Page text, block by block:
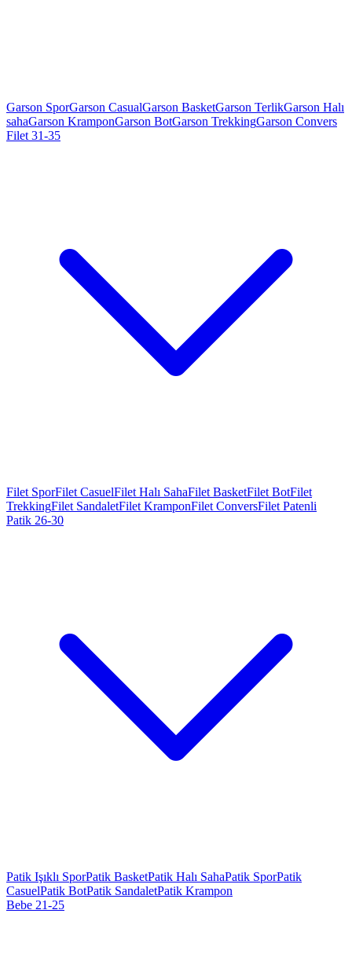
Garson SporGarson CasualGarson BasketGarson TerlikGarson Halı
sahaGarson KramponGarson BotGarson TrekkingGarson Convers
Filet 31-35
Filet SporFilet CasuelFilet Halı SahaFilet BasketFilet BotFilet
TrekkingFilet SandaletFilet KramponFilet ConversFilet Patenli
Patik 26-30
Patik Işıklı SporPatik BasketPatik Halı SahaPatik SporPatik
CasuelPatik BotPatik SandaletPatik Krampon
Bebe 21-25